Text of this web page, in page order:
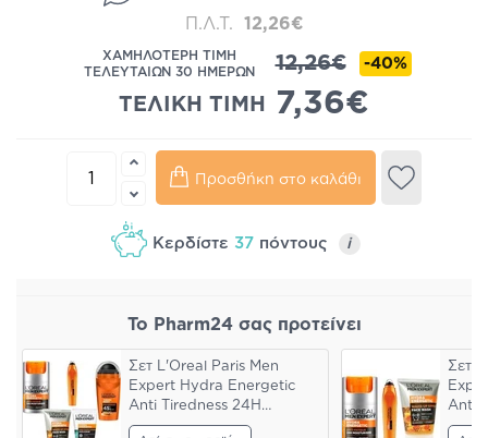
Π.Λ.Τ. 12,26€
ΧΑΜΗΛΟΤΕΡΗ ΤΙΜΗ
ΤΕΛΕΥΤΑΙΩΝ 30 ΗΜΕΡΩΝ
12,26€ -40%
ΤΕΛΙΚΗ ΤΙΜΗ 7,36€
Προσθήκη στο καλάθι
Κερδίστε 37 πόντους i
Το Pharm24 σας προτείνει
Σετ L'Oreal Paris Men
Expert Hydra Energetic
Anti Tiredness 24H
Moisturiser 50ml & Wake-
Σετ
Anti